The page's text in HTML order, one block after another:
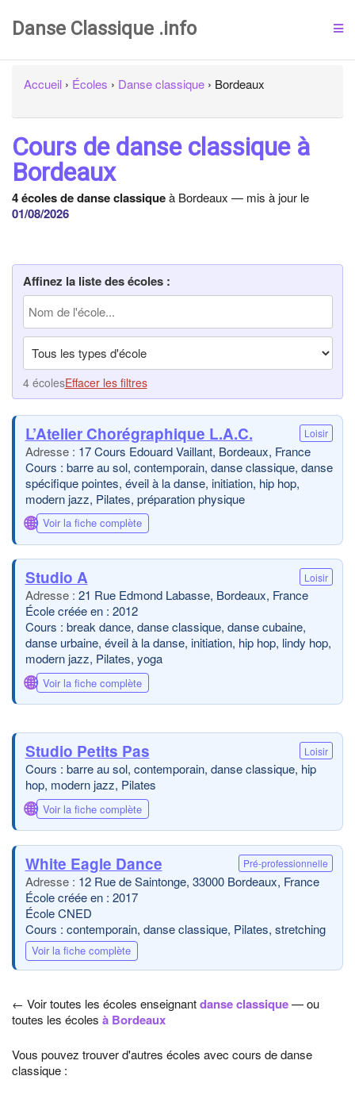
Danse Classique .info
Accueil › Écoles › Danse classique › Bordeaux
Cours de danse classique à
Bordeaux
4 écoles de danse classiqueà Bordeaux — mis à jour le
01/08/2026
Affinez la liste des écoles :
4 écolesEffacer les filtres
L’Atelier Chorégraphique L.A.C. Loisir
17 Cours Edouard Vaillant, Bordeaux, France
Cours : barre au sol, contemporain, danse classique, danse
spécifique pointes, éveil à la danse, initiation, hip hop,
modern jazz, Pilates, préparation physique
🌐 Voir la fiche complète
Studio A Loisir
21 Rue Edmond Labasse, Bordeaux, France
École créée en : 2012
Cours : break dance, danse classique, danse cubaine,
danse urbaine, éveil à la danse, initiation, hip hop, lindy hop,
modern jazz, Pilates, yoga
🌐 Voir la fiche complète
Studio Petits Pas Loisir
Cours : barre au sol, contemporain, danse classique, hip
hop, modern jazz, Pilates
🌐 Voir la fiche complète
White Eagle Dance Pré-professionnelle
12 Rue de Saintonge, 33000 Bordeaux, France
École créée en : 2017
École CNED
Cours : contemporain, danse classique, Pilates, stretching
Voir la fiche complète
← Voir toutes les écoles enseignantdanse classique— ou
toutes les écoles à Bordeaux
Vous pouvez trouver d'autres écoles avec cours de danse
classique :